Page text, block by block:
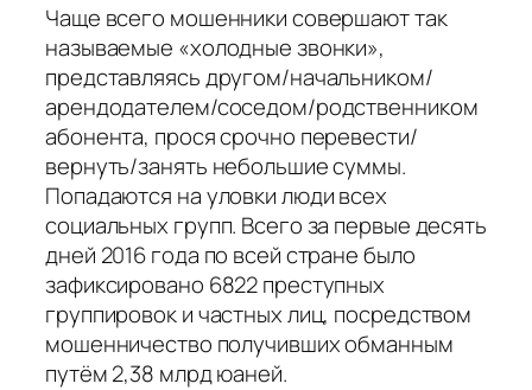
Чаще всего мошенники совершают так
называемые «холодные звонки»,
представляясь другом/начальником/
арендодателем/соседом/родственником
абонента, прося срочно перевести/
вернуть/занять небольшие суммы.
Попадаются на уловки люди всех
социальных групп. Всего за первые десять
дней 2016 года по всей стране было
зафиксировано 6822 преступных
группировок и частных лиц, посредством
мошенничество получивших обманным
путём 2,38 млрд юаней.